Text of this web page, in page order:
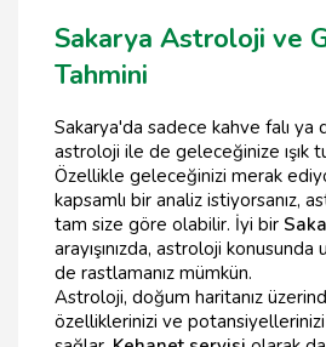
Sakarya Astroloji ve
Tahmini
Sakarya'da sadece kahve falı ya
astroloji ile de geleceğinize ışık
Özellikle geleceğinizi merak
kapsamlı bir analiz istiyorsanız,
tam size göre olabilir. İyi bir
arayışınızda, astroloji konusunda
de rastlamanız mümkün.
Astroloji, doğum haritanız
özelliklerinizi ve